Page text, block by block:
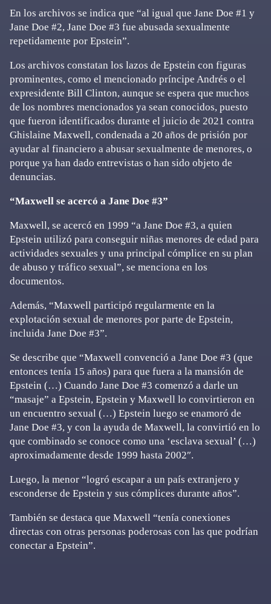
En los archivos se indica que “al igual que Jane Doe #1 y
Jane Doe #2, Jane Doe #3 fue abusada sexualmente
repetidamente por Epstein”.
Los archivos constatan los lazos de Epstein con figuras
prominentes, como el mencionado príncipe Andrés o el
expresidente Bill Clinton, aunque se espera que muchos
de los nombres mencionados ya sean conocidos, puesto
que fueron identificados durante el juicio de 2021 contra
Ghislaine Maxwell, condenada a 20 años de prisión por
ayudar al financiero a abusar sexualmente de menores, o
porque ya han dado entrevistas o han sido objeto de
denuncias.
“Maxwell se acercó a Jane Doe #3”
Maxwell, se acercó en 1999 “a Jane Doe #3, a quien
Epstein utilizó para conseguir niñas menores de edad para
actividades sexuales y una principal cómplice en su plan
de abuso y tráfico sexual”, se menciona en los
documentos.
Además, “Maxwell participó regularmente en la
explotación sexual de menores por parte de Epstein,
incluida Jane Doe #3”.
Se describe que “Maxwell convenció a Jane Doe #3 (que
entonces tenía 15 años) para que fuera a la mansión de
Epstein (…) Cuando Jane Doe #3 comenzó a darle un
“masaje” a Epstein, Epstein y Maxwell lo convirtieron en
un encuentro sexual (…) Epstein luego se enamoró de
Jane Doe #3, y con la ayuda de Maxwell, la convirtió en lo
que combinado se conoce como una ‘esclava sexual’ (…)
aproximadamente desde 1999 hasta 2002″.
Luego, la menor “logró escapar a un país extranjero y
esconderse de Epstein y sus cómplices durante años”.
También se destaca que Maxwell “tenía conexiones
directas con otras personas poderosas con las que podrían
conectar a Epstein”.